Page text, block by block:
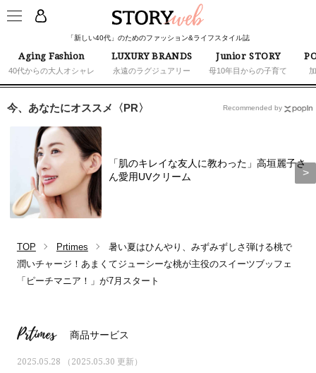
「新しい40代」のためのファッション&ライフスタイル誌
Aging Fashion
40代からの大人オシャレ
LUXURY BRANDS
永遠のラグジュアリー
Junior STORY
母10年目からの子育て
今、あなたにオススメ〈PR〉
「肌のキレイな友人に教わった」高垣麗子さ
ん愛用UVクリーム
Recommended by
TOP Prtimes
暑い夏はひんやり、みずみずしさ弾ける桃で
潤いチャージ！あまくてジューシーな桃が主役のスイーツブッフェ
「ピーチマニア！」が7月スタート
Prtimes 商品サービス
2025.05.28 （2025.05.30 更新）